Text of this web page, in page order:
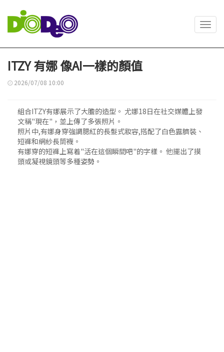
ITZY 有娜 像AI一樣的顏值
2026/07/08 10:00
組合ITZY有娜展示了大膽的造型。 尤娜18日在社交媒體上發
文稱"現在"，並上傳了多張照片。
照片中,有娜身穿強調腮紅的長髮式妝容,搭配了白色露臍裝、
短褲和網紗長筒襪。
有娜穿的短褲上寫着"活在這個瞬間吧"的字樣。 他擺出了摸
頭或凝視鏡頭等多種姿勢。